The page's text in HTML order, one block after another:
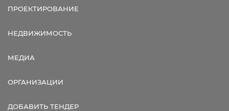
ПРОЕКТИРОВАНИЕ
НЕДВИЖИМОСТЬ
МЕДИА
ОРГАНИЗАЦИИ
ДОБАВИТЬ ТЕНДЕР